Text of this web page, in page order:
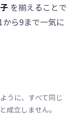
を揃えることで
ら9まで一気に
うに、すべて同じ
成立しません。